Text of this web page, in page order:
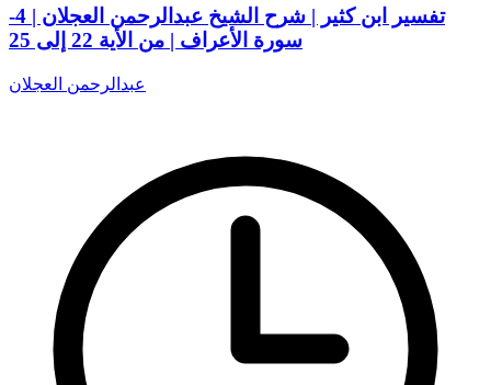
تفسير ابن كثير | شرح الشيخ عبدالرحمن العجلان | 4-
سورة الأعراف | من الأية 22 إلى 25
عبدالرحمن العجلان